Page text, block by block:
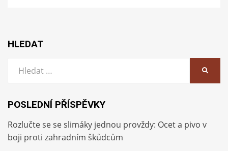
HLEDAT
POSLEDNÍ PŘÍSPĚVKY
Rozlučte se se slimáky jednou provždy: Ocet a pivo v
boji proti zahradním škůdcům